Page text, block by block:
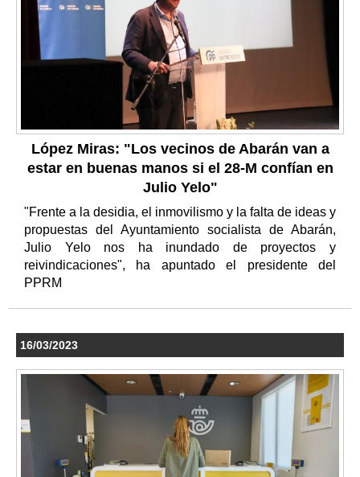
López Miras: "Los vecinos de Abarán van a
estar en buenas manos si el 28-M confían en
Julio Yelo"
"Frente a la desidia, el inmovilismo y la falta de ideas y
propuestas del Ayuntamiento socialista de Abarán,
Julio Yelo nos ha inundado de proyectos y
reivindicaciones", ha apuntado el presidente del
PPRM
16/03/2023